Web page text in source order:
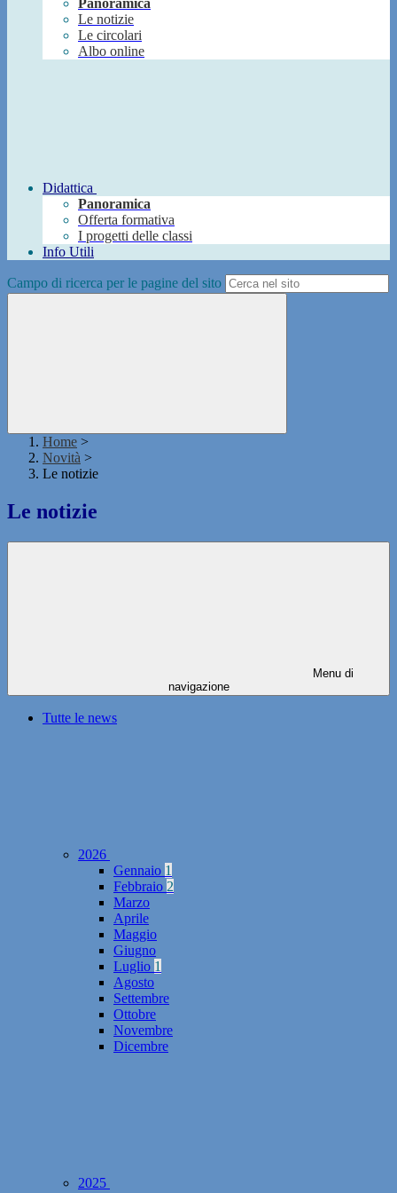
Panoramica
Le notizie
Le circolari
Albo online
Didattica
Panoramica
Offerta formativa
I progetti delle classi
Info Utili
Campo di ricerca per le pagine del sito
Home >
Novità >
Le notizie
Le notizie
Menu di
navigazione
Tutte le news
2026
Gennaio 1
Febbraio 2
Marzo
Aprile
Maggio
Giugno
Luglio 1
Agosto
Settembre
Ottobre
Novembre
Dicembre
2025